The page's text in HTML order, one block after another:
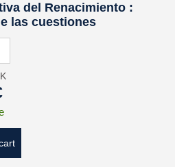
del Renacimiento :
las cuestiones